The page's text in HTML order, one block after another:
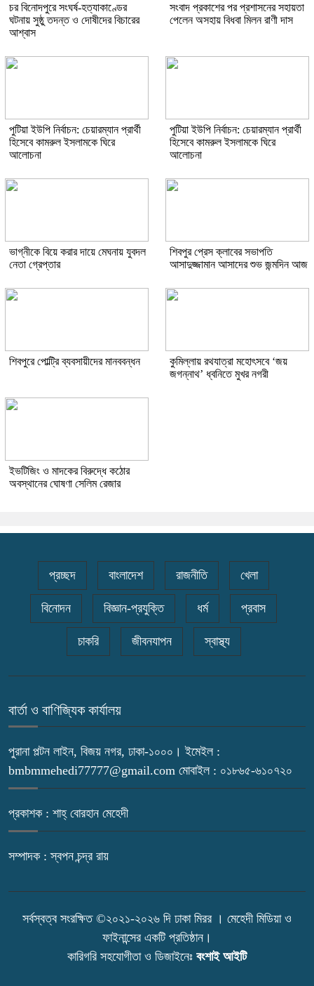
চর বিনোদপুরে সংঘর্ষ-হত্যাকাণ্ডের
ঘটনায় সুষ্ঠু তদন্ত ও দোষীদের বিচারের
আশ্বাস
সংবাদ প্রকাশের পর প্রশাসনের সহায়তা
পেলেন অসহায় বিধবা মিলন রাণী দাস
পুটিয়া ইউপি নির্বাচন: চেয়ারম্যান প্রার্থী
হিসেবে কামরুল ইসলামকে ঘিরে
আলোচনা
পুটিয়া ইউপি নির্বাচন: চেয়ারম্যান প্রার্থী
হিসেবে কামরুল ইসলামকে ঘিরে
আলোচনা
ভাগ্নীকে বিয়ে করার দায়ে মেঘনায় যুবদল
নেতা গ্রেপ্তার
শিবপুর প্রেস ক্লাবের সভাপতি
আসাদুজ্জামান আসাদের শুভ জন্মদিন আজ
শিবপুরে পোল্ট্রি ব্যবসায়ীদের মানববন্ধন
কুমিল্লায় রথযাত্রা মহোৎসবে ‘জয়
জগন্নাথ’ ধ্বনিতে মুখর নগরী
ইভটিজিং ও মাদকের বিরুদ্ধে কঠোর
অবস্থানের ঘোষণা সেলিম রেজার
প্রচ্ছদ বাংলাদেশ রাজনীতি খেলা
বিনোদন বিজ্ঞান-প্রযুক্তি ধর্ম প্রবাস
চাকরি জীবনযাপন স্বাস্থ্য
বার্তা ও বাণিজ্যিক কার্যালয়
পুরানা পল্টন লাইন, বিজয় নগর, ঢাকা-১০০০। ইমেইল :
bmbmmehedi77777@gmail.com মোবাইল : ০১৮৬৫-৬১০৭২০
প্রকাশক : শাহ্ বোরহান মেহেদী
সম্পাদক : স্বপন চন্দ্র রায়
সর্বস্বত্ব সংরক্ষিত ©২০২১-২০২৬ দি ঢাকা মিরর । মেহেদী মিডিয়া ও
ফাইনান্সের একটি প্রতিষ্ঠান।
কারিগরি সহযোগীতা ও ডিজাইনেঃ বংশাই আইটি